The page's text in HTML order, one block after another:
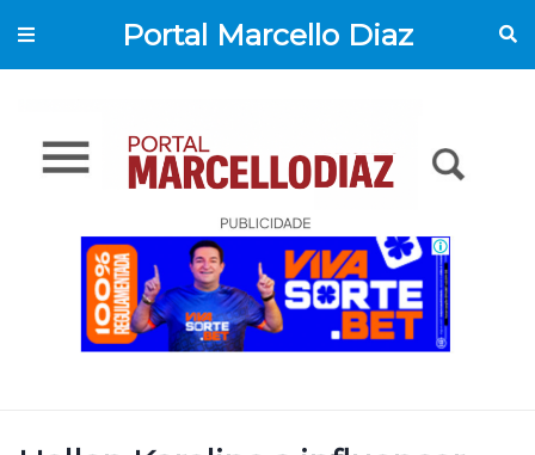
Portal Marcello Diaz